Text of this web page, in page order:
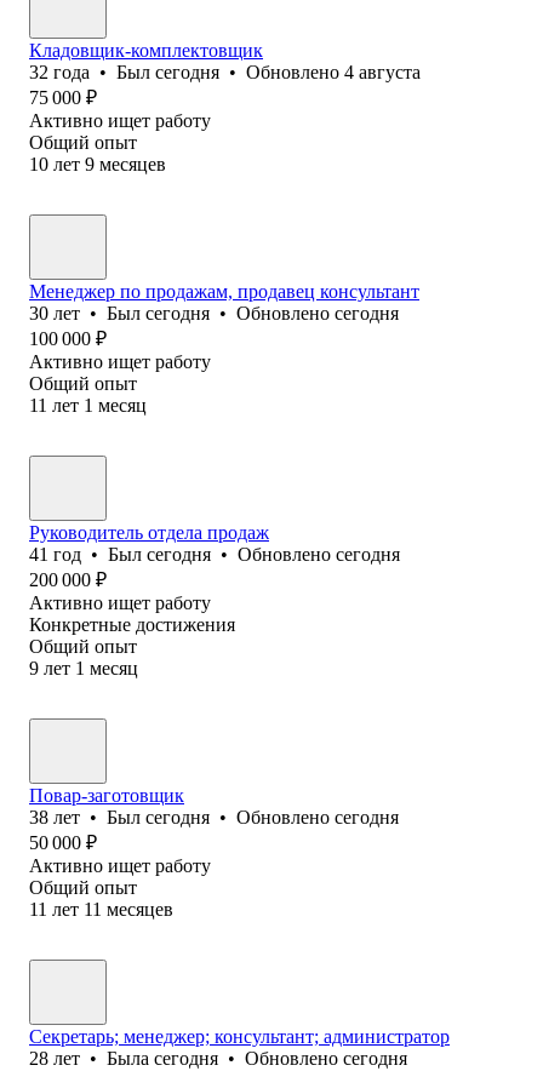
Кладовщик-комплектовщик
32 года • Был сегодня • Обновлено 4 августа
75 000 ₽
Активно ищет работу
Общий опыт
10 лет 9 месяцев
Менеджер по продажам, продавец консультант
30 лет • Был сегодня • Обновлено сегодня
100 000 ₽
Активно ищет работу
Общий опыт
11 лет 1 месяц
Руководитель отдела продаж
41 год • Был сегодня • Обновлено сегодня
200 000 ₽
Активно ищет работу
Конкретные достижения
Общий опыт
9 лет 1 месяц
Повар-заготовщик
38 лет • Был сегодня • Обновлено сегодня
50 000 ₽
Активно ищет работу
Общий опыт
11 лет 11 месяцев
Секретарь; менеджер; консультант; администратор
28 лет • Была сегодня • Обновлено сегодня